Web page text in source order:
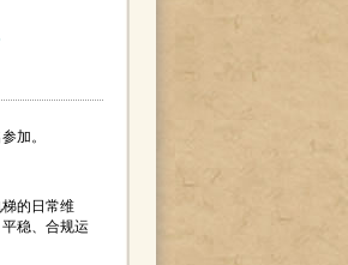
加。
的日常维
稳、合规运